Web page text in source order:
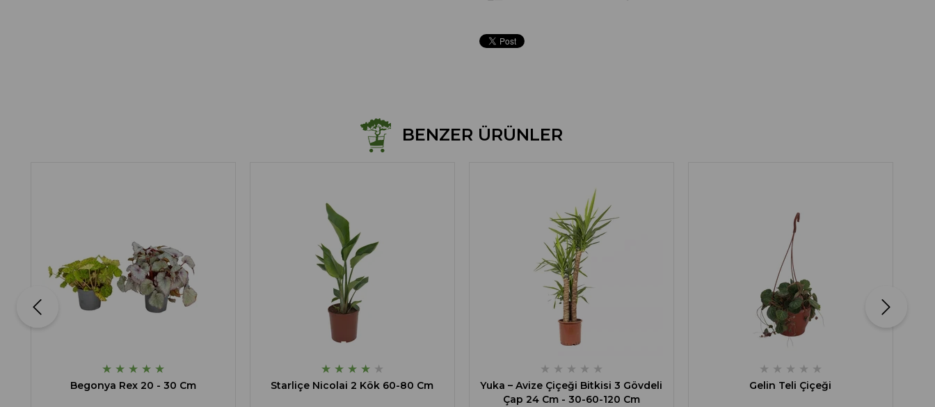
BENZER ÜRÜNLER
★ ★ ★ ★ ★
Begonya Rex 20 - 30 Cm
★ ★ ★ ★ ★
Starliçe Nicolai 2 Kök 60-80 Cm
★ ★ ★ ★ ★
Yuka – Avize Çiçeği Bitkisi 3 Gövdeli
Çap 24 Cm - 30-60-120 Cm
★ ★ ★ ★ ★
Gelin Teli Çiçeği